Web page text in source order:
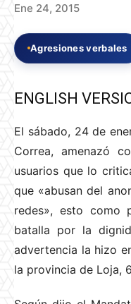
Ene 24, 2015
Agresiones verbales
ENGLISH
El sábado, 24 de
Correa, amenazó
usuarios que lo
que «abusan del
redes», esto como
batalla por la
advertencia la hizo
la provincia de Loja,